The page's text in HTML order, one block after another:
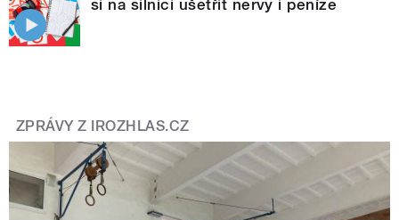
si na silnici ušetřit nervy i peníze
ZPRÁVY Z IROZHLAS.CZ